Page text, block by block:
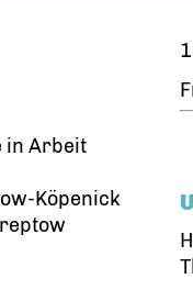
in Arbeit
Köpenick